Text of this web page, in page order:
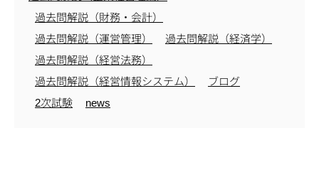
過去問解説（財務・会計）
過去問解説（運営管理）
過去問解説（経済学）
過去問解説（経営法務）
過去問解説（経営情報システム）
ブログ
2次試験
news